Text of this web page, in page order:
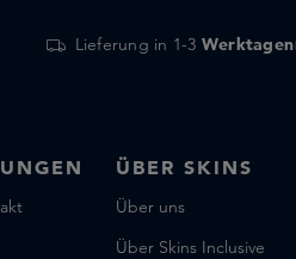
Lieferung in 1-3 Werktagen
ÜBER SKINS
Über uns
Über Skins Inclusive